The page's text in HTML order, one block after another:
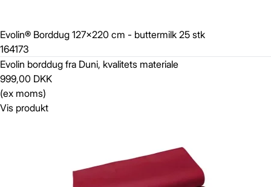
Evolin® Borddug 127x220 cm - buttermilk 25 stk
164173
Evolin borddug fra Duni, kvalitets materiale
999,00 DKK
(ex moms)
Vis produkt